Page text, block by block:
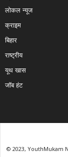
लोकल न्यूज
क्राइम
बिहार
राष्ट्रीय
यूथ खास
जॉब हंट
© 2023, YouthMukam